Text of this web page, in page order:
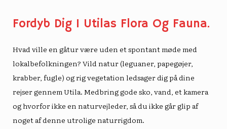
Fordyb Dig I Utilas Flora Og Fauna.
Hvad ville en gåtur være uden et spontant møde med
lokalbefolkningen? Vild natur (leguaner, papegøjer,
krabber, fugle) og rig vegetation ledsager dig på dine
rejser gennem Utila. Medbring gode sko, vand, et kamera
og hvorfor ikke en naturvejleder, så du ikke går glip af
noget af denne utrolige naturrigdom.